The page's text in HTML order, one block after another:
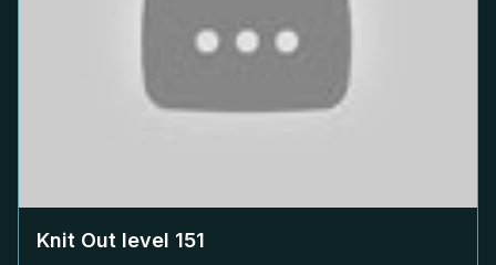
Knit Out level 151